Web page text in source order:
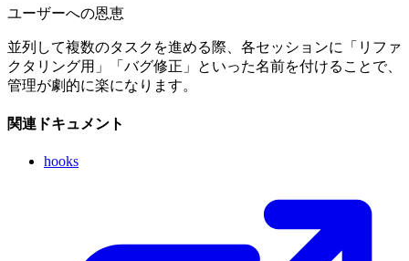
ユーザーへの恩恵
並列して複数のタスクを進める際、各セッションに「リファ
クタリング用」「バグ修正」といった名前を付けることで、
管理が劇的に楽になります。
関連ドキュメント
hooks